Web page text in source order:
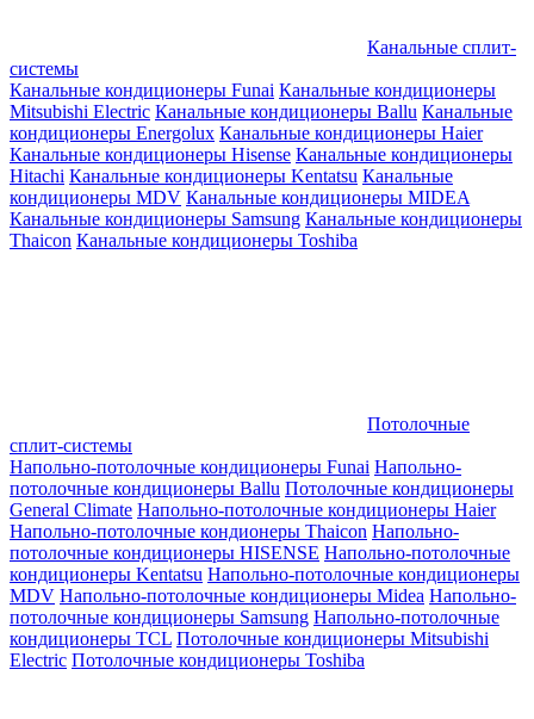
Канальные сплит-
системы
Канальные кондиционеры Funai Канальные кондиционеры
Mitsubishi Electric Канальные кондиционеры Ballu Канальные
кондиционеры Energolux Канальные кондиционеры Haier
Канальные кондиционеры Hisense Канальные кондиционеры
Hitachi Канальные кондиционеры Kentatsu Канальные
кондиционеры MDV Канальные кондиционеры MIDEA
Канальные кондиционеры Samsung Канальные кондиционеры
Thaicon Канальные кондиционеры Toshiba
Потолочные
сплит-системы
Напольно-потолочные кондиционеры Funai Напольно-
потолочные кондиционеры Ballu Потолочные кондиционеры
General Climate Напольно-потолочные кондиционеры Haier
Напольно-потолочные кондионеры Thaicon Напольно-
потолочные кондиционеры HISENSE Напольно-потолочные
кондиционеры Kentatsu Напольно-потолочные кондиционеры
MDV Напольно-потолочные кондиционеры Midea Напольно-
потолочные кондиционеры Samsung Напольно-потолочные
кондиционеры TCL Потолочные кондиционеры Mitsubishi
Electric Потолочные кондиционеры Toshiba